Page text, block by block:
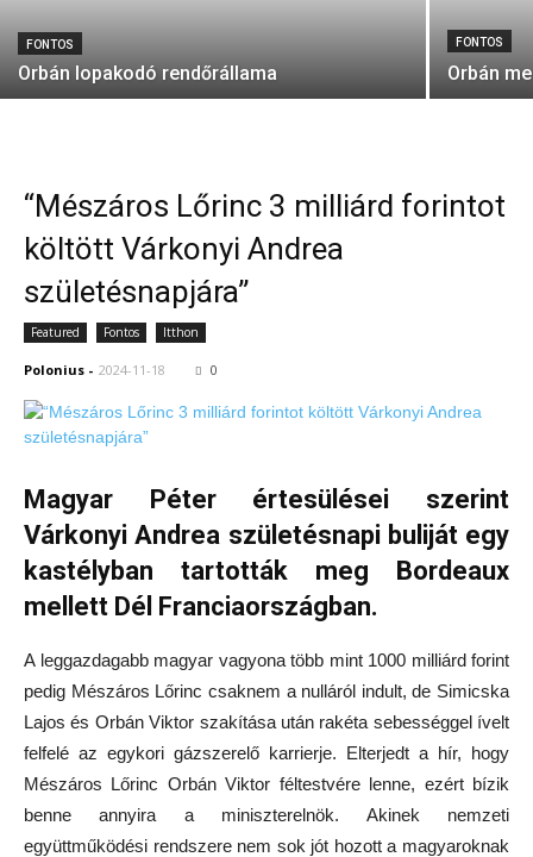
FONTOS
Orbán lopakodó rendőrállama
FONTOS
Orbán
“Mészáros Lőrinc 3 milliárd forintot
költött Várkonyi Andrea
születésnapjára”
Featured Fontos Itthon
Polonius - 2024-11-18 0
Magyar Péter értesülései szerint
Várkonyi Andrea születésnapi buliját egy
kastélyban tartották meg Bordeaux
mellett Dél Franciaországban.
A leggazdagabb magyar vagyona több mint 1000 milliárd forint
pedig Mészáros Lőrinc csaknem a nulláról indult, de Simicska
Lajos és Orbán Viktor szakítása után rakéta sebességgel ívelt
felfelé az egykori gázszerelő karrierje. Elterjedt a hír, hogy
Mészáros Lőrinc Orbán Viktor féltestvére lenne, ezért bízik
benne annyira a miniszterelnök. Akinek nemzeti
együttműködési rendszere nem sok jót hozott a magyaroknak